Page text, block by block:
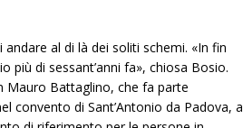
vede un ladro attraverso la telecamera e
andare al di là dei soliti schemi. «In fin
più di sessant’anni fa», chiosa Bosio.
Mauro Battaglino, che fa parte
convento di Sant’Antonio da Padova, a